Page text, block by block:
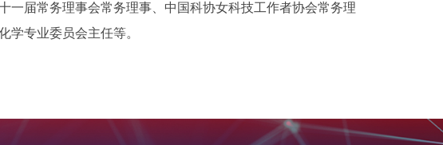
一届常务理事会常务理事、中国科协女科技工作者协会常务理
学专业委员会主任等。